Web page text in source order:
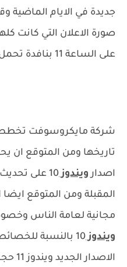
جديدة في الايام
صورة الاعلان التي كانت
على الساعة 11 بنافدة تحمل رقم 11
شركة مايكروسوفت تخطط
تاريخها ومن المتوقع
اصدارويندوز10 على تحديث
المقبلة ومن المتوقع
مجانية لعامة الناس
ويندوز
10 بالنسبة